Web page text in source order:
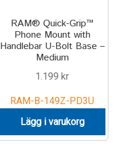
RAM® Quick-Grip™
Phone Mount with
Handlebar U-Bolt Base –
Medium
1.199 kr
RAM-B-149Z-PD3U
Lägg i varukorg